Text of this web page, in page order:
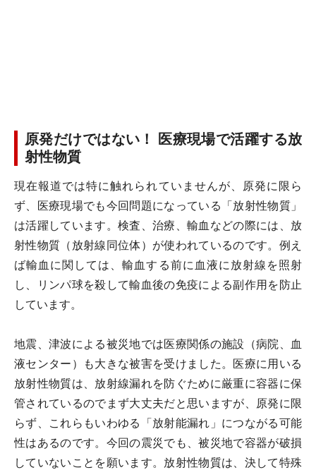
原発だけではない！ 医療現場で活躍する放
射性物質
現在報道では特に触れられていませんが、原発に限ら
ず、医療現場でも今回問題になっている「放射性物質」
は活躍しています。検査、治療、輸血などの際には、放
射性物質（放射線同位体）が使われているのです。例え
ば輸血に関しては、輸血する前に血液に放射線を照射
し、リンパ球を殺して輸血後の免疫による副作用を防止
しています。
地震、津波による被災地では医療関係の施設（病院、血
液センター）も大きな被害を受けました。医療に用いる
放射性物質は、放射線漏れを防ぐために厳重に容器に保
管されているのでまず大丈夫だと思いますが、原発に限
らず、これらもいわゆる「放射能漏れ」につながる可能
性はあるのです。今回の震災でも、被災地で容器が破損
していないことを願います。放射性物質は、決して特殊